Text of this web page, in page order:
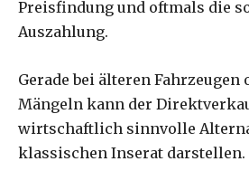
Preisfindung und oftmals die
Auszahlung.
Gerade bei älteren Fahrzeugen
Mängeln kann der
wirtschaftlich sinnvolle
klassischen Inserat darstellen.